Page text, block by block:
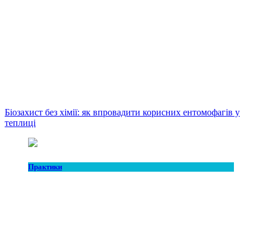
Біозахист без хімії: як впровадити корисних ентомофагів у
теплиці
Практики